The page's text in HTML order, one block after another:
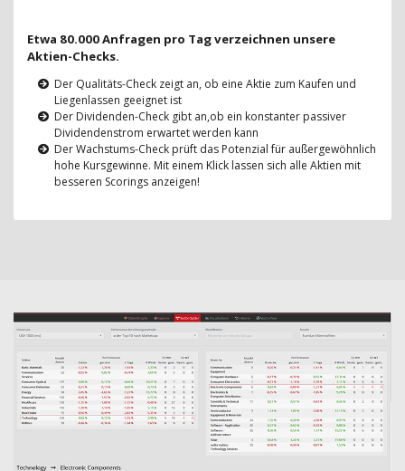
Etwa 80.000 Anfragen pro Tag verzeichnen unsere
Aktien-Checks.
Der Qualitäts-Check zeigt an, ob eine Aktie zum Kaufen und
Liegenlassen geeignet ist
Der Dividenden-Check gibt an,ob ein konstanter passiver
Dividendenstrom erwartet werden kann
Der Wachstums-Check prüft das Potenzial für außergewöhnlich
hohe Kursgewinne. Mit einem Klick lassen sich alle Aktien mit
besseren Scorings anzeigen!